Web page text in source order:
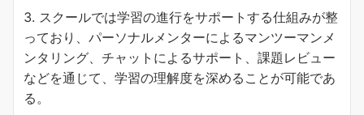
スクールでは学習の進行をサポートする仕組みが整
っており、パーソナルメンターによるマンツーマンメ
ンタリング、チャットによるサポート、課題レビュー
などを通じて、学習の理解度を深めることが可能であ
る。